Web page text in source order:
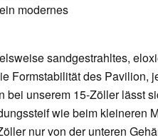
modernes
sandgestrahltes,
Formstabilität des Pavilion,
unserem 15-Zöller lässt
wie beim kleineren
nur von der unteren